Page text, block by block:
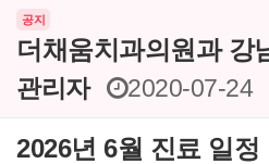
공지
더채움치과의원과
관리자
2020-07-24
2026년 6월 진료 일